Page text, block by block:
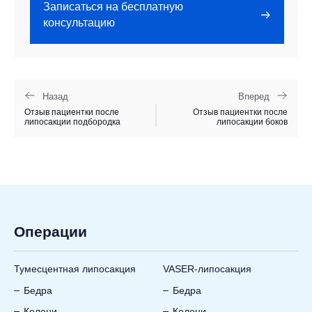
Записаться на бесплатную
консультацию
Назад
Отзыв пациентки после
липосакции подбородка
Вперед
Отзыв пациентки после
липосакции боков
Операции
Тумесцентная липосакция
Бедра
VASER-липосакция
Бедра